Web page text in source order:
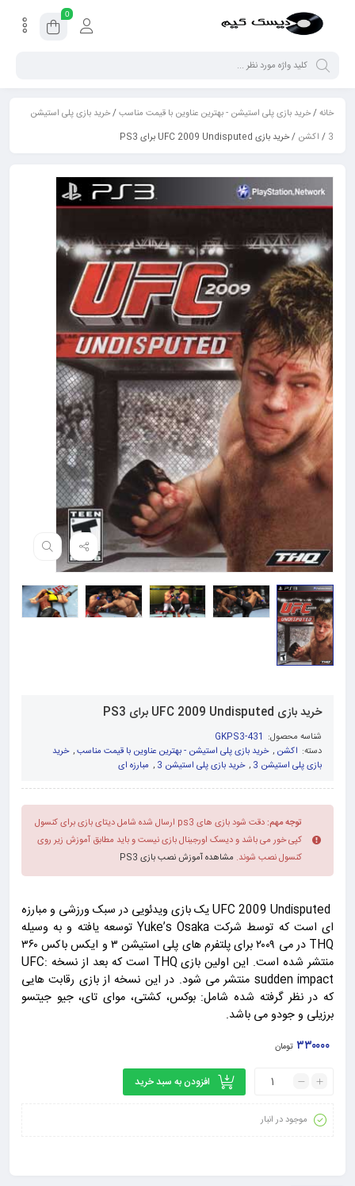
0
خانه/خرید بازی پلی استیشن - بهترین عناوین با قیمت مناسب/خرید بازی پلی استیشن
3
/ اکشن / خرید بازی UFC 2009 Undisputed برای PS3
خرید بازی UFC 2009 Undisputed برای PS3
شناسه محصول: GKPS3-431
دسته: اکشن , خرید بازی پلی استیشن - بهترین عناوین با قیمت مناسب, خرید
بازی پلی استیشن 3
, خرید بازی پلی استیشن 3 , مبارزه ای
توجه مهم:
دقت شود بازی های ps3 ارسال شده شامل دیتای بازی برای کنسول
کپی خور می باشد و دیسک اورجینال بازی نیست و باید مطابق آموزش زیر روی
کنسول نصب شوند. مشاهده آموزش نصب بازی PS3
UFC 2009 Undisputed یک بازی ویدئویی در سبک ورزشی و مبارزه
ای است که توسط شرکت Yuke’s Osaka توسعه یافته و به وسیله
THQ در می ۲۰۰۹ برای پلتفرم های پلی استیشن ۳ و ایکس باکس ۳۶۰
منتشر شده است. این اولین بازی THQ است که بعد از نسخه UFC:
sudden impact منتشر می شود. در این نسخه از بازی رقابت هایی
که در نظر گرفته شده شامل: بوکس، کشتی، موای تای، جیو جیتسو
برزیلی و جودو می باشد.
۳۳۰۰۰۰ تومان
افزودن به سبد خرید
موجود در انبار